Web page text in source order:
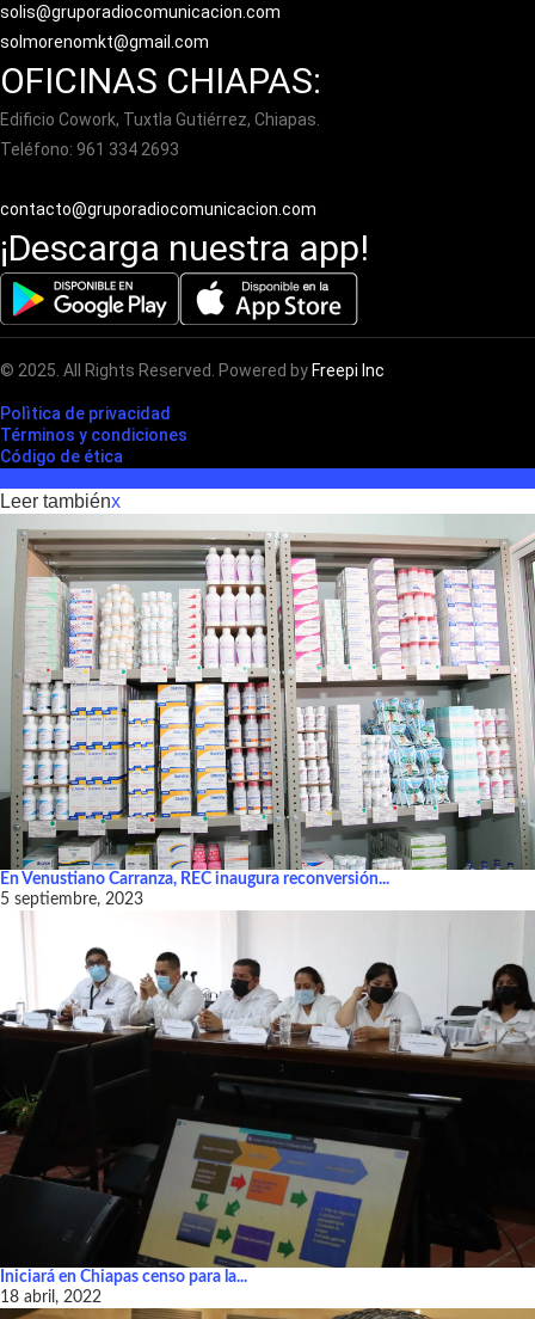
solis@gruporadiocomunicacion.com
solmorenomkt@gmail.com
OFICINAS CHIAPAS:
Edificio Cowork, Tuxtla Gutiérrez, Chiapas.
Teléfono: 961 334 2693
contacto@gruporadiocomunicacion.com
¡Descarga nuestra app!
© 2025. All Rights Reserved. Powered by Freepi Inc
Polìtica de privacidad
Términos y condiciones
Código de ética
Leer tambiénx
En Venustiano Carranza, REC inaugura reconversión...
5 septiembre, 2023
Iniciará en Chiapas censo para la...
18 abril, 2022